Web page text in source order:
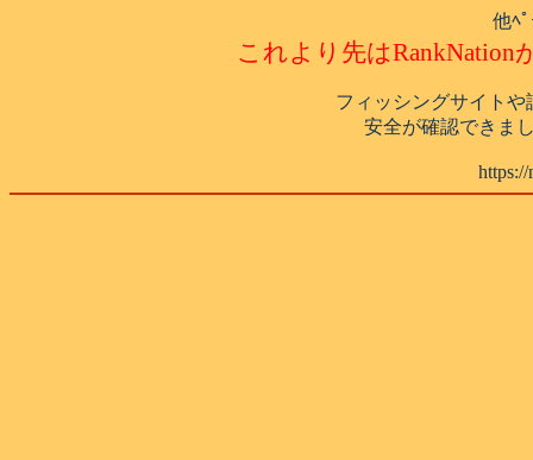
他ﾍ
これより先は
フィッシングサイト
安全が確認できま